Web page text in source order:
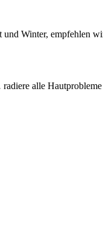
Winter, empfehlen
alle